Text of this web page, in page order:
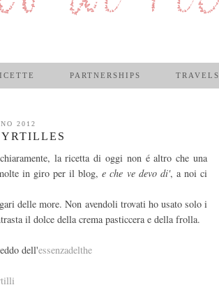
PARTNERSHIPS TRAVELS
2012
la ricetta di oggi non é altro che una
in giro per il blog,e che ve devo di', a noi ci
delle more. Non avendoli trovati ho usato solo i
il dolce della crema pasticcera e della frolla.
dell'essenzadelthe